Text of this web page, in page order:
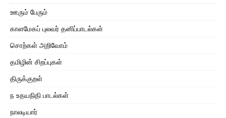
ஊரும் பேரும்
காளமேகப் புலவர் தனிப்பாடல்கள்
சொற்கள் அறிவோம்
தமிழின் சிறப்புகள்
திருக்குறள்
ந உதயநிதி பாடல்கள்
நாலடியார்